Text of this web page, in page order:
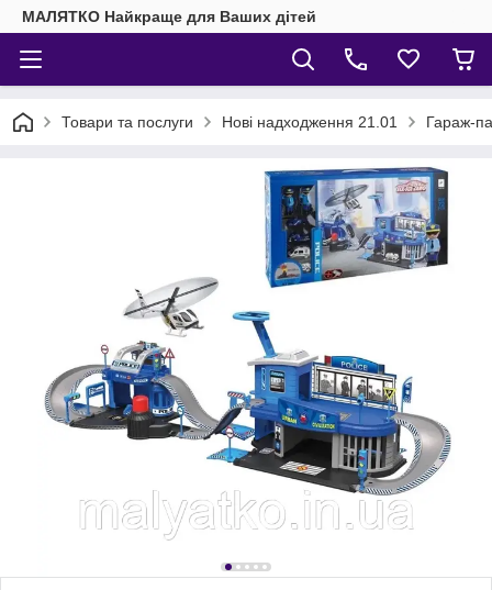
МАЛЯТКО Найкраще для Ваших дітей
Товари та послуги Нові надходження 21.01 Гараж-